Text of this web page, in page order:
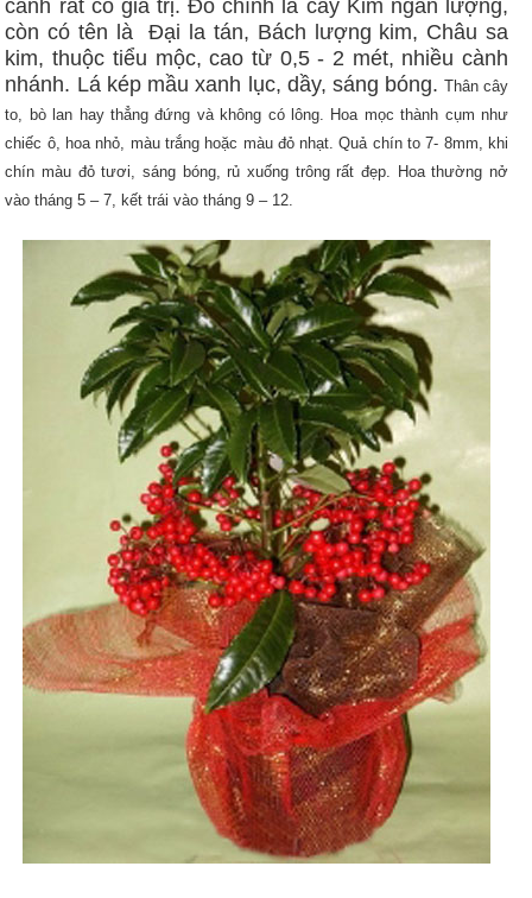
cảnh rất có giá trị. Đó chính là cây Kim ngân lượng,
còn có tên là Đại la tán, Bách lượng kim, Châu sa
kim, thuộc tiểu mộc, cao từ 0,5 - 2 mét, nhiều cành
nhánh. Lá kép mầu xanh lục, dầy, sáng bóng. Thân cây
to, bò lan hay thẳng đứng và không có lông. Hoa mọc thành cụm như
chiếc ô, hoa nhỏ, màu trắng hoặc màu đỏ nhạt. Quả chín to 7- 8mm, khi
chín màu đỏ tươi, sáng bóng, rủ xuống trông rất đẹp. Hoa thường nở
vào tháng 5 – 7, kết trái vào tháng 9 – 12.